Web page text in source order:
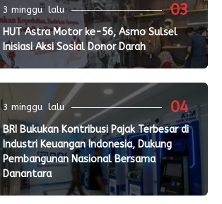
03
3 minggu lalu
HUT Astra Motor ke-56, Asmo Sulsel
Inisiasi Aksi Sosial Donor Darah
04
3 minggu lalu
BRI Bukukan Kontribusi Pajak Terbesar di
Industri Keuangan Indonesia, Dukung
Pembangunan Nasional Bersama
Danantara